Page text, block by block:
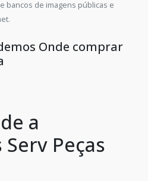
bancos de imagens públicas e
Onde comprar
a
Peças